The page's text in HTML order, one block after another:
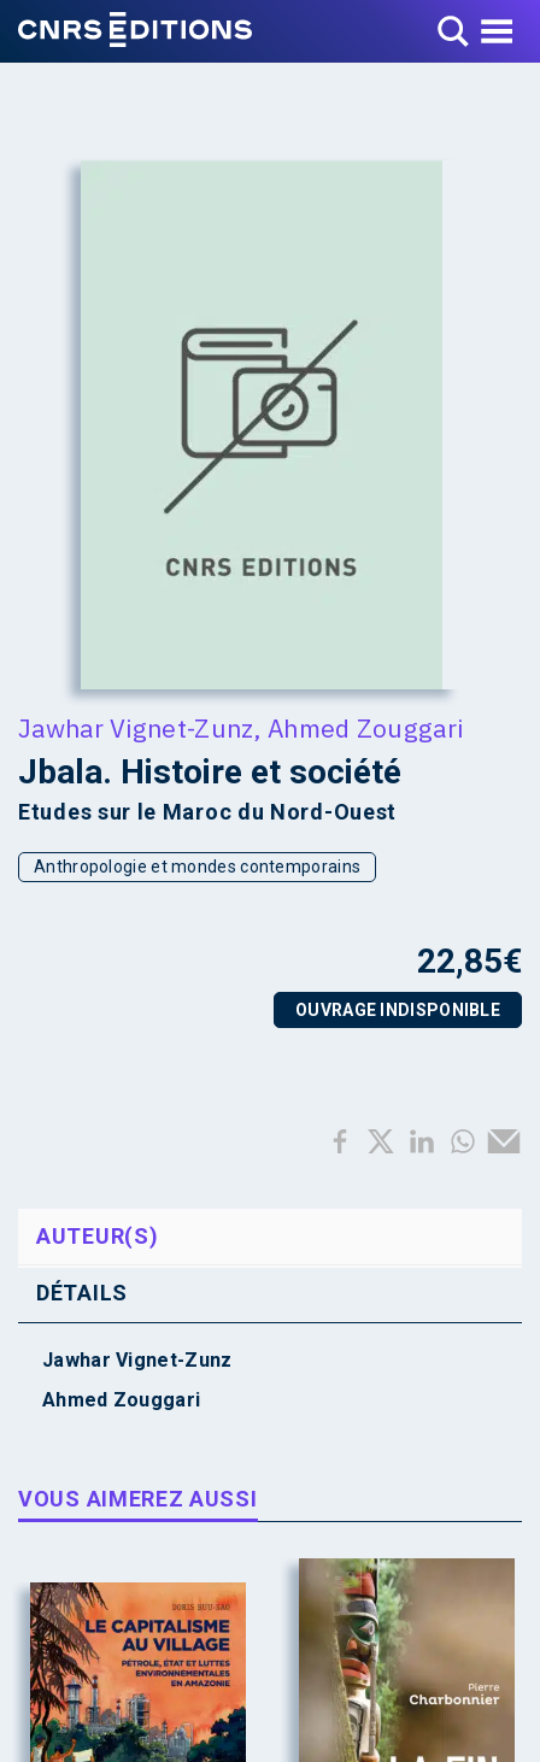
Toggle Menu
Jawhar Vignet-Zunz,Ahmed Zouggari
Jbala. Histoire et société
Etudes sur le Maroc du Nord-Ouest
Anthropologie et mondes contemporains
22,85€
OUVRAGE INDISPONIBLE
AUTEUR(S)
DÉTAILS
Jawhar Vignet-Zunz
Ahmed Zouggari
VOUS AIMEREZ AUSSI